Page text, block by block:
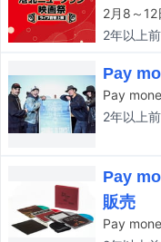
2年以上前
Pay
2年以上前
Pay
販売